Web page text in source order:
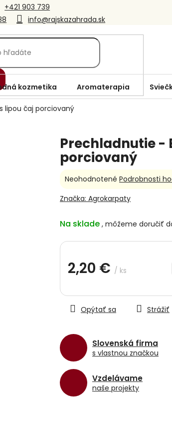
+421 903 739
info@rajskazahrada.sk
kozmetika Aromaterapia
lipou čaj porciovaný
Prechladnutie -
porciovaný
Na sklade
2,20 € / ks
cena:
Slovenská firma
s vlastnou značkou
Vzdelávame
naše projekty
Opýtať sa Strážiť
Priemerné
produktu
z
hviezdičiek.
Neohodnotené Podrobnosti
Značka: Agrokarpaty